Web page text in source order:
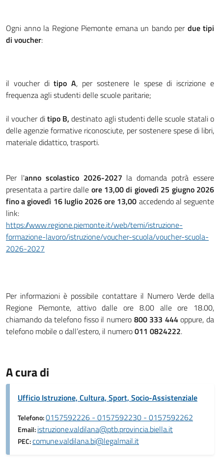
Ogni anno la Regione Piemonte emana un bando per due tipi
di voucher:
il voucher ditipo A, per sostenere le spese di iscrizione e
frequenza agli studenti delle scuole paritarie;
il voucher ditipo B, destinato agli studenti delle scuole statali o
delle agenzie formative riconosciute, per sostenere spese di libri,
materiale didattico, trasporti.
Per l'anno scolastico 2026-2027 la domanda potrà essere
presentata a partire dalle ore 13,00 di giovedì 25 giugno 2026
fino a giovedì 16 luglio 2026 ore 13,00 accedendo al seguente
link:
https://www.regione.piemonte.it/web/temi/istruzione-
formazione-lavoro/istruzione/voucher-scuola/voucher-scuola-
2026-2027
Per informazioni è possibile contattare il Numero Verde della
Regione Piemonte, attivo dalle ore 8.00 alle ore 18.00,
chiamando da telefono fisso il numero 800 333 444oppure, da
telefono mobile o dall’estero, il numero011 0824222.
A cura di
Ufficio Istruzione, Cultura, Sport, Socio-Assistenziale
Telefono:0157592226 - 0157592230 - 0157592262
Email:istruzione.valdilana@ptb.provincia.biella.it
PEC:comune.valdilana.bi@legalmail.it